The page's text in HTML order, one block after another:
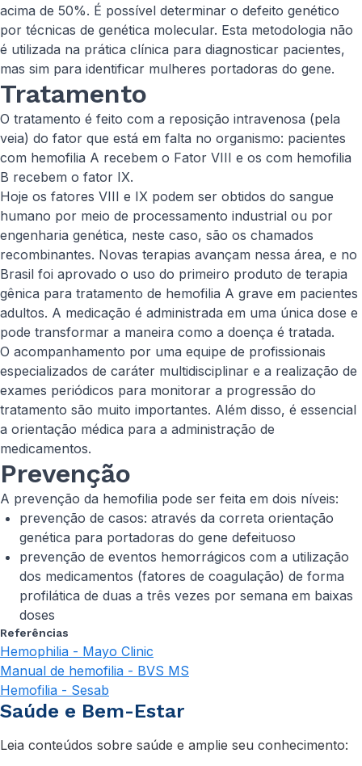
acima de 50%. É possível determinar o defeito genético
por técnicas de genética molecular. Esta metodologia não
é utilizada na prática clínica para diagnosticar pacientes,
mas sim para identificar mulheres portadoras do gene.
Tratamento
O tratamento é feito com a reposição intravenosa (pela
veia) do fator que está em falta no organismo: pacientes
com hemofilia A recebem o Fator VIII e os com hemofilia
B recebem o fator IX.
Hoje os fatores VIII e IX podem ser obtidos do sangue
humano por meio de processamento industrial ou por
engenharia genética, neste caso, são os chamados
recombinantes. Novas terapias avançam nessa área, e no
Brasil foi aprovado o uso do primeiro produto de terapia
gênica para tratamento de hemofilia A grave em pacientes
adultos. A medicação é administrada em uma única dose e
pode transformar a maneira como a doença é tratada.
O acompanhamento por uma equipe de profissionais
especializados de caráter multidisciplinar e a realização de
exames periódicos para monitorar a progressão do
tratamento são muito importantes. Além disso, é essencial
a orientação médica para a administração de
medicamentos.
Prevenção
A prevenção da hemofilia pode ser feita em dois níveis:
prevenção de casos: através da correta orientação
genética para portadoras do gene defeituoso
prevenção de eventos hemorrágicos com a utilização
dos medicamentos (fatores de coagulação) de forma
profilática de duas a três vezes por semana em baixas
doses
Referências
Hemophilia - Mayo Clinic
Manual de hemofilia - BVS MS
Hemofilia - Sesab
Saúde e Bem-Estar
Leia conteúdos sobre saúde e amplie seu conhecimento: